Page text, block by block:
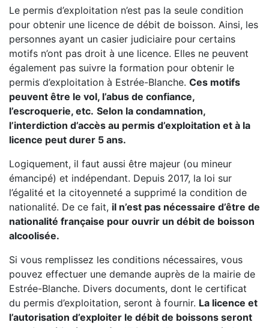
Le permis d’exploitation n’est pas la seule condition
pour obtenir une licence de débit de boisson. Ainsi, les
personnes ayant un casier judiciaire pour certains
motifs n’ont pas droit à une licence. Elles ne peuvent
également pas suivre la formation pour obtenir le
permis d’exploitation à Estrée-Blanche. Ces motifs
peuvent être le vol, l’abus de confiance,
l’escroquerie, etc. Selon la condamnation,
l’interdiction d’accès au permis d’exploitation et à la
licence peut durer 5 ans.
Logiquement, il faut aussi être majeur (ou mineur
émancipé) et indépendant. Depuis 2017, la loi sur
l’égalité et la citoyenneté a supprimé la condition de
nationalité. De ce fait, il n’est pas nécessaire d’être de
nationalité française pour ouvrir un débit de boisson
alcoolisée.
Si vous remplissez les conditions nécessaires, vous
pouvez effectuer une demande auprès de la mairie de
Estrée-Blanche. Divers documents, dont le certificat
du permis d’exploitation, seront à fournir. La licence et
l’autorisation d’exploiter le débit de boissons seront